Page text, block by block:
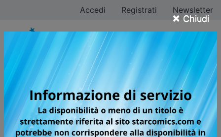
× Chiudi
Accedi Registrati Newsletter
BORN TO BE ON AIR!
Dopo aver troncato con il suo ragazzo, Koda passa la
serata a ubriacarsi e finisce per sfogarsi con Mato,
direttore artistico di una stazione radiofonica. Il giorno